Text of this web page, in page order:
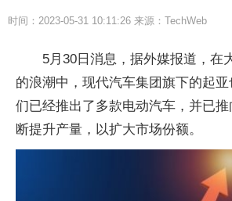
时间：2023-05-31 10:11:26 来源：TechWeb
5月30日消息，据外媒报道，在
的浪潮中，现代汽车集团旗下的起
们已经推出了多款电动汽车，并已
断提升产量，以扩大市场份额。